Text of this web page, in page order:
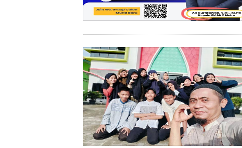
Menyambut Bulan Suci Ramadan